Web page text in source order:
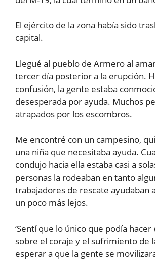
El ejército de la zona había sido
capital.
Llegué al pueblo de Armero al
tercer día posterior a la erupción.
confusión, la gente estaba
desesperada por ayuda. Muchos
atrapados por los escombros.
Me encontré con un campesino,
una niña que necesitaba ayuda.
condujo hacia ella estaba casi a
personas la rodeaban en tanto
trabajadores de rescate ayudaban
un poco más lejos.
‘Sentí que lo único que podía
sobre el coraje y el sufrimiento de
esperar a que la gente se